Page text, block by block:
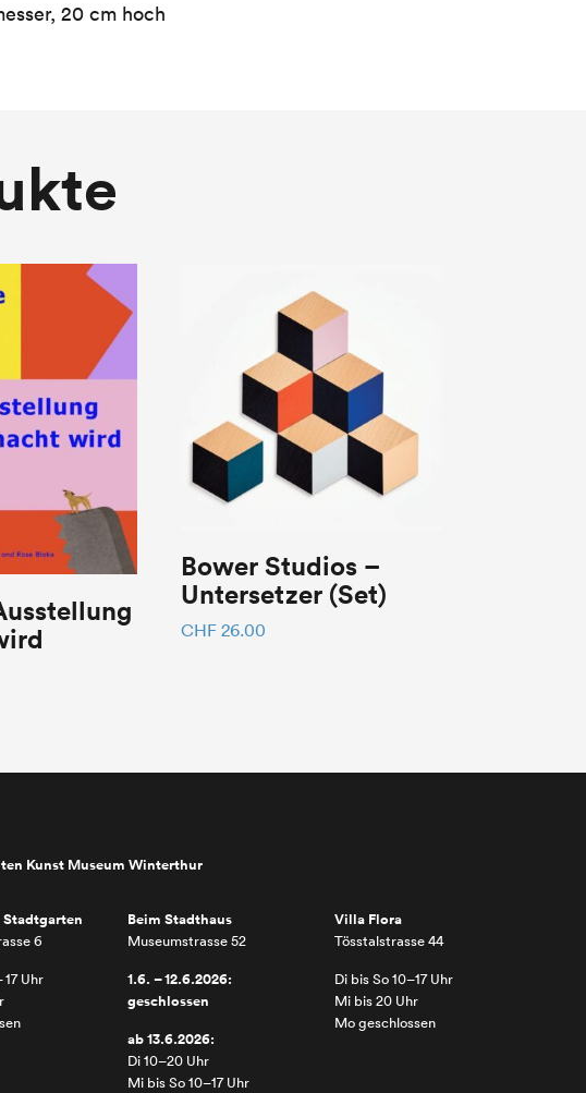
20 cm hoch
Bower Studios –
Untersetzer (Set)
CHF 26.00
Kunst Museum Winterthur
Stadtgarten
6
17 Uhr
Beim Stadthaus
Museumstrasse 52
1.6. – 12.6.2026:
geschlossen
ab 13.6.2026:
Di 10–20 Uhr
Mi bis So 10–17 Uhr
Villa Flora
Tösstalstrasse 44
Di bis So 10–17 Uhr
Mi bis 20 Uhr
Mo geschlossen